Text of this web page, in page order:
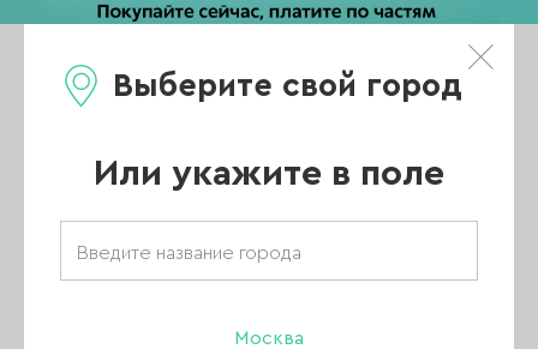
Выберите свой город
Или укажите в поле
Москва
Каталог
Главная/
Каталог/
Гель-лак/
Joo-Joo/
Гель-лак Joo-Joo Reflect 03, 10 гр